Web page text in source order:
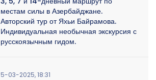
местам силы в Азербайджане.
Авторский тур от Яхьи Байрамова.
Индивидуальная необычная экскурсия с
русскоязычным гидом.
5-03-2025, 18:31